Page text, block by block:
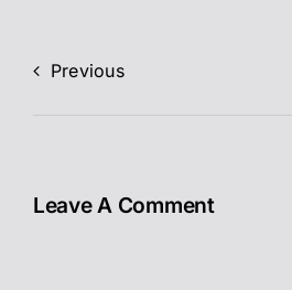
Previous
Leave A Comment